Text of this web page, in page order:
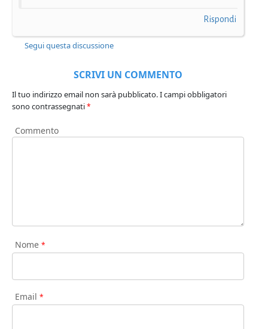
Rispondi
Segui questa discussione
SCRIVI UN COMMENTO
Il tuo indirizzo email non sarà pubblicato.I campi obbligatori
sono contrassegnati*
Commento
Nome *
Email *